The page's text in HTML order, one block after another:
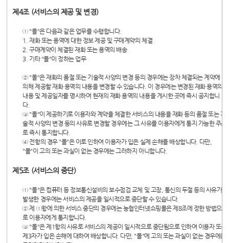
제4조 (서비스의 제공 및 변경)
① "몰"은 다음과 같은 업무를 수행합니다.
1. 재화 또는 용역에 대한 정보 제공 및 구매계약의 체결
2. 구매계약이 체결된 재화 또는 용역의 배송
3. 기타 "몰"이 정하는 업무
② "몰"은 재화의 품절 또는 기술적 사양의 변경 등의 경우에는 장차 체결되는 계약에
의해 제공할 재화 용역의 내용을 변경할 수 있습니다. 이 경우에는 변경된 재화 용역의
내용 및 제공일자를 명시하여 현재의 재화 용역의 내용을 게시한 곳에 즉시 공지합니
다.
③ "몰"이 제공하기로 이용자와 계약을 체결한 서비스의 내용을 재화 등의 품절 또는 기
술적 사양의 변경 등의 사유로 변경할 경우에는 그 사유를 이용자에게 통지 가능한 주소
로 즉시 통지합니다.
④ 전항의 경우 "몰"은 이로 인하여 이용자가 입은 실제 손해를 배상합니다. 다만,
"몰"이 고의 또는 과실이 없는 경우에는 그러하지 아니합니다.
제5조 (서비스의 중단)
① "몰"은 컴퓨터 등 정보통신설비의 보수점검 교체 및 고장, 통신의 두절 등의 사유가
발생한 경우에는 서비스의 제공을 일시적으로 중단할 수 있습니다.
② 제 ①항에 의한 서비스 중단의 경우에는 농협인터넷쇼핑몰은 제8조에 정한 방법으
로 이용자에게 통지합니다.
③ "몰"은 제1항의 사유로 서비스의 제공이 일시적으로 중단됨으로 인하여 이용자 또는
제3자가 입은 손해에 대하여 배상합니다. 다만, "몰"에 고의 또는 과실이 없는 경우에는